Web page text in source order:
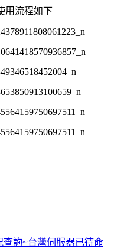
用流程如下
查詢~台灣伺服器已待命